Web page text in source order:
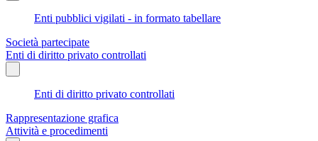
Enti pubblici vigilati - in formato tabellare
Società partecipate
Enti di diritto privato controllati
Enti di diritto privato controllati
Rappresentazione grafica
Attività e procedimenti